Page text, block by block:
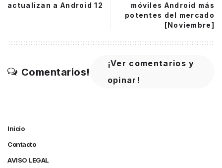
actualizan a Android 12
móviles Android más
potentes del mercado
[Noviembre]
Comentarios!
¡Ver comentarios y
opinar!
Inicio
Contacto
AVISO LEGAL